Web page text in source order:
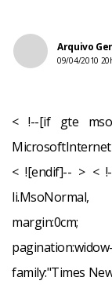
Arquivo
09/04/2010
< !--[if gte
< ![endif]-- > <
li.MsoNormal,
family:"Times